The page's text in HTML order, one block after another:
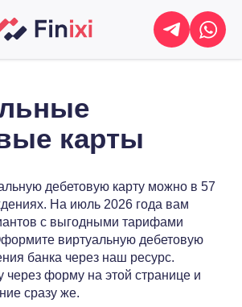
карты
дебетовую карту можно в 57
На июль 2026 года вам
с выгодными тарифами
виртуальную дебетовую
банка через наш ресурс.
форму на этой странице и
сразу же.